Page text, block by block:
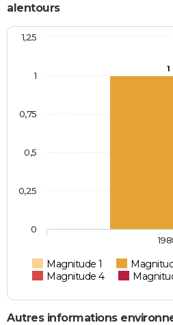
alentours
1
Magnitude 1
Magnitude 4
0
0,25
0,5
0,75
1
1,25
Autres informations